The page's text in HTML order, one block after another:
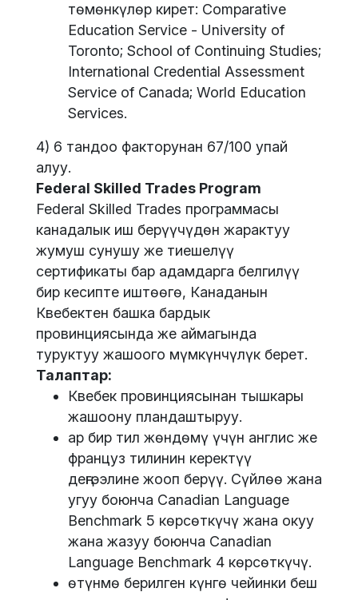
төмөнкүлөр кирет: Comparative
Education Service - University of
Toronto; School of Continuing Studies;
International Credential Assessment
Service of Canada; World Education
Services.
4) 6 тандоо факторунан 67/100 упай
алуу.
Federal Skilled Trades Program
Federal Skilled Trades программасы
канадалык иш берүүчүдөн жарактуу
жумуш сунушу же тиешелүү
сертификаты бар адамдарга белгилүү
бир кесипте иштөөгө, Канаданын
Квебектен башка бардык
провинциясында же аймагында
туруктуу жашоого мүмкүнчүлүк берет.
Талаптар:
Квебек провинциясынан тышкары
жашоону пландаштыруу.
ар бир тил жөндөмү үчүн англис же
француз тилинин керектүү
деңгээлине жооп берүү. Сүйлөө жана
угуу боюнча Canadian Language
Benchmark 5 көрсөткүчү жана окуу
жана жазуу боюнча Canadian
Language Benchmark 4 көрсөткүчү.
өтүнмө берилген күнгө чейинки беш